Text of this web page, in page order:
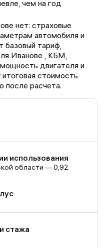
чем на год
нет: страховые
автомобиля и
базовый тариф,
Иванове , КБМ,
двигателя и
стоимость
после расчета.
использования
области — 0,92
стажа